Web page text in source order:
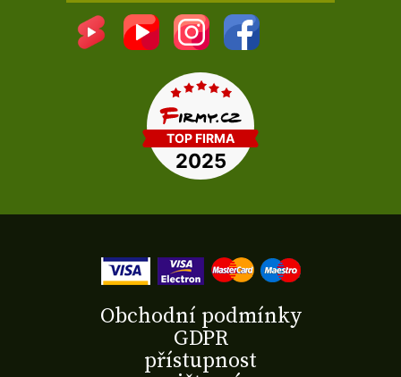
Obchodní podmínky
GDPR
přístupnost